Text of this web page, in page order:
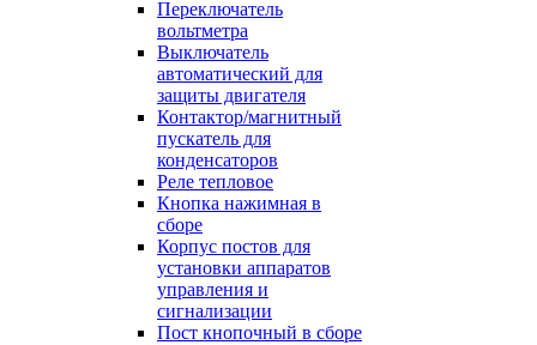
Переключатель
вольтметра
Выключатель
автоматический для
защиты двигателя
Контактор/магнитный
пускатель для
конденсаторов
Реле тепловое
Кнопка нажимная в
сборе
Корпус постов для
установки аппаратов
управления и
сигнализации
Пост кнопочный в сборе